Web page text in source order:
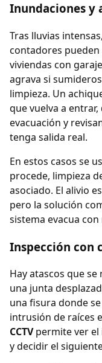
Inundaciones y
Tras lluvias
contadores pueden
viviendas con
agrava si
limpieza. Un
que vuelva a
evacuación y
tenga salida real.
En estos casos se
procede, limpieza
asociado. El alivio
pero la solución
sistema evacua
Inspección con
Hay atascos que
una junta
una fisura donde
intrusión de raíces
CCTVpermite ver el
y decidir el